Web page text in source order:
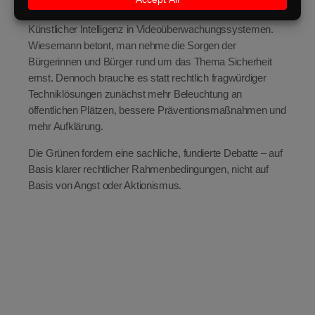
aktuell keine gesetzliche Grundlage für den Einsatz von
Künstlicher Intelligenz in Videoüberwachungssystemen.
Wiesemann betont, man nehme die Sorgen der
Bürgerinnen und Bürger rund um das Thema Sicherheit
ernst. Dennoch brauche es statt rechtlich fragwürdiger
Techniklösungen zunächst mehr Beleuchtung an
öffentlichen Plätzen, bessere Präventionsmaßnahmen und
mehr Aufklärung.
Die Grünen fordern eine sachliche, fundierte Debatte – auf
Basis klarer rechtlicher Rahmenbedingungen, nicht auf
Basis von Angst oder Aktionismus.